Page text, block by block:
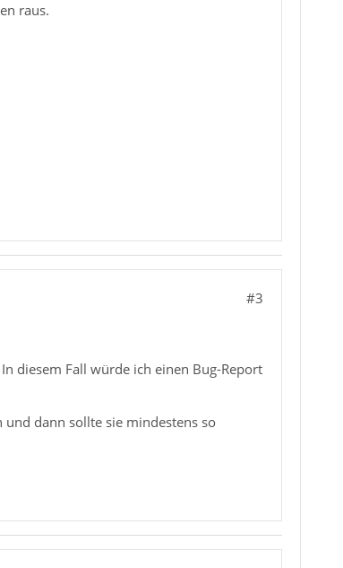
raus.
#3
diesem Fall würde ich einen Bug-Report
dann sollte sie mindestens so